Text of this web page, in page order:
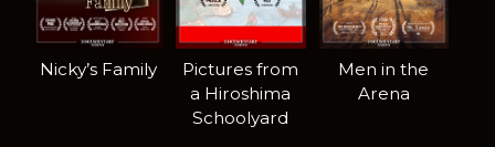
Nicky’s Family
Pictures from
a Hiroshima
Schoolyard
Men in the
Arena